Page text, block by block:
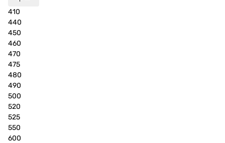
410
440
450
460
470
475
480
490
500
520
525
550
600